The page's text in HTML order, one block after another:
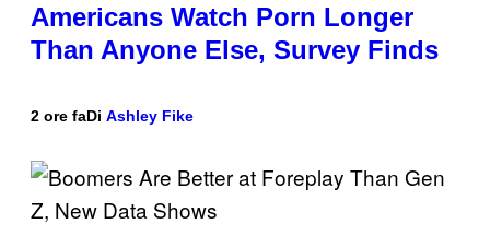
Americans Watch Porn Longer
Than Anyone Else, Survey Finds
2 ore faDi Ashley Fike